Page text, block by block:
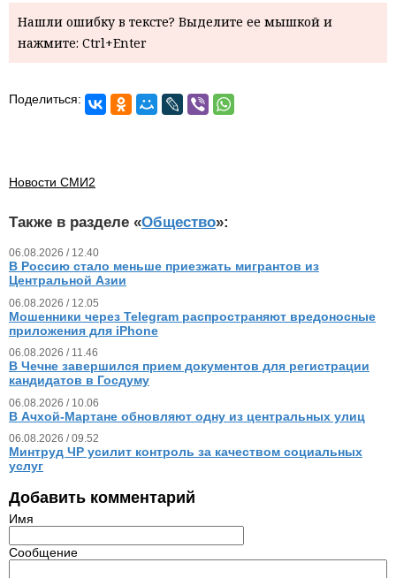
Нашли ошибку в тексте? Выделите ее мышкой и
нажмите: Ctrl+Enter
Поделиться:
Новости СМИ2
Также в разделе «Общество»:
06.08.2026 / 12.40
В Россию стало меньше приезжать мигрантов из
Центральной Азии
06.08.2026 / 12.05
Мошенники через Telegram распространяют вредоносные
приложения для iPhone
06.08.2026 / 11.46
В Чечне завершился прием документов для регистрации
кандидатов в Госдуму
06.08.2026 / 10.06
В Ачхой-Мартане обновляют одну из центральных улиц
06.08.2026 / 09.52
Минтруд ЧР усилит контроль за качеством социальных
услуг
Добавить комментарий
Имя
Сообщение